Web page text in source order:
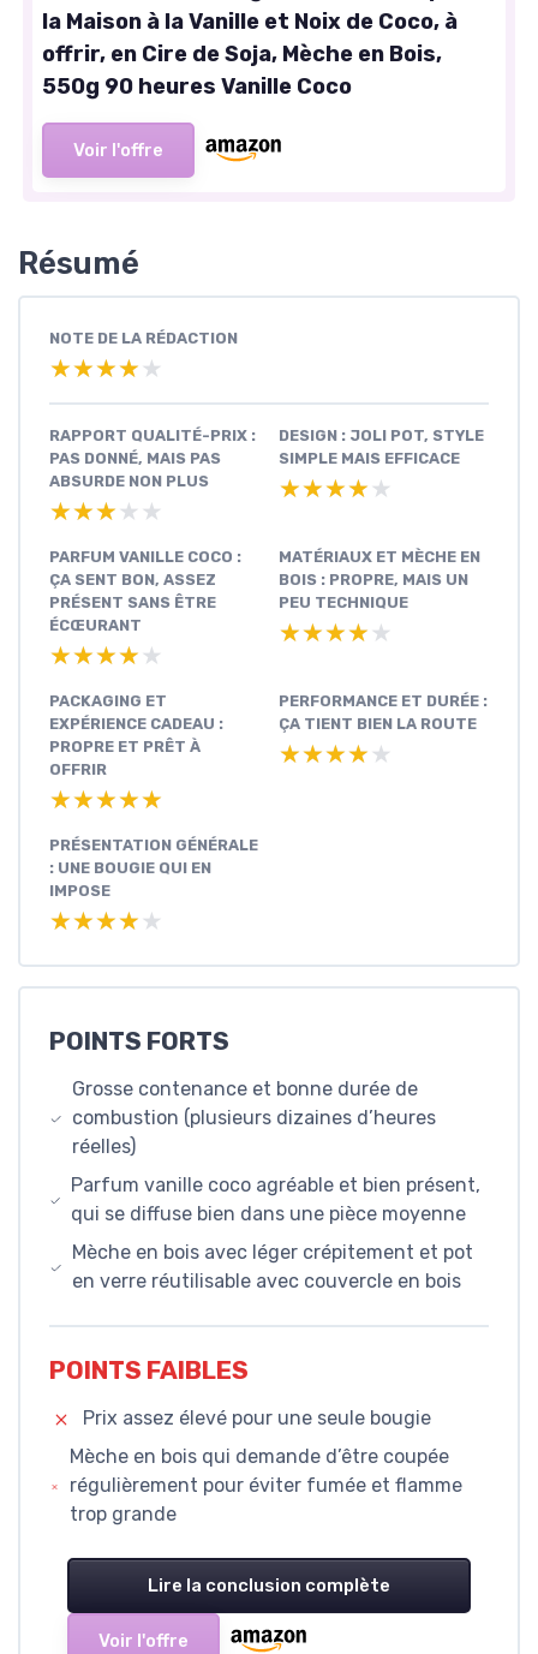
la Maison à la Vanille et Noix de Coco, à
offrir, en Cire de Soja, Mèche en Bois,
550g 90 heures Vanille Coco
Voir l'offre
Résumé
NOTE DE LA RÉDACTION
★★★★★
★★★★★
RAPPORT QUALITÉ-PRIX :
PAS DONNÉ, MAIS PAS
ABSURDE NON PLUS
★★★★★
★★★★★
DESIGN : JOLI POT, STYLE
SIMPLE MAIS EFFICACE
★★★★★
★★★★★
PARFUM VANILLE COCO :
ÇA SENT BON, ASSEZ
PRÉSENT SANS ÊTRE
ÉCŒURANT
★★★★★
★★★★★
MATÉRIAUX ET MÈCHE EN
BOIS : PROPRE, MAIS UN
PEU TECHNIQUE
★★★★★
★★★★★
PACKAGING ET
EXPÉRIENCE CADEAU :
PROPRE ET PRÊT À
OFFRIR
★★★★★
★★★★★
PERFORMANCE ET DURÉE :
ÇA TIENT BIEN LA ROUTE
★★★★★
★★★★★
PRÉSENTATION GÉNÉRALE
: UNE BOUGIE QUI EN
IMPOSE
★★★★★
★★★★★
POINTS FORTS
Grosse contenance et bonne durée de
combustion (plusieurs dizaines d’heures
réelles)
Parfum vanille coco agréable et bien présent,
qui se diffuse bien dans une pièce moyenne
Mèche en bois avec léger crépitement et pot
en verre réutilisable avec couvercle en bois
POINTS FAIBLES
Prix assez élevé pour une seule bougie
Mèche en bois qui demande d’être coupée
régulièrement pour éviter fumée et flamme
trop grande
Lire la conclusion complète
Voir l'offre